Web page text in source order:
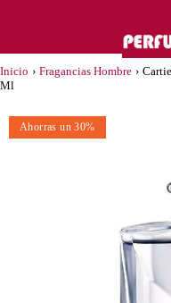
Inicio › Fragancias Hombre ›
Ml
Ahorras un 30%